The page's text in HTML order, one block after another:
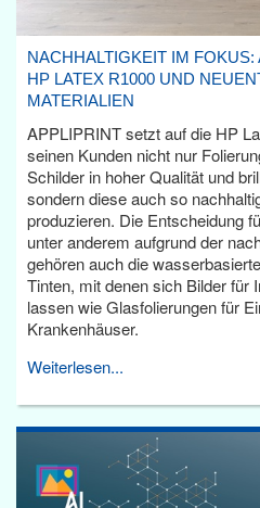
NACHHALTIGKEIT IM
HP LATEX R1000 UND
MATERIALIEN
APPLIPRINT setzt auf die HP
seinen Kunden nicht nur
Schilder in hoher Qualität und
sondern diese auch so
produzieren. Die Entscheidung
unter anderem aufgrund der
gehören auch die
Tinten, mit denen sich Bilder für
lassen wie Glasfolierungen für
Krankenhäuser.
Weiterlesen...